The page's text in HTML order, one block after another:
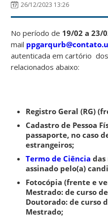
26/12/2023 13:26
No período de 19/02 a 23/
mail
autenticada em cartório
relacionados abaixo:
Registro Geral (RG)
Cadastro de Pessoa
passaporte, no caso
estrangeiros;
Termo de Ciência das
assinado pelo(a)
Fotocópia (frente e
Mestrado: de curso
Doutorado: de curso
Mestrado;